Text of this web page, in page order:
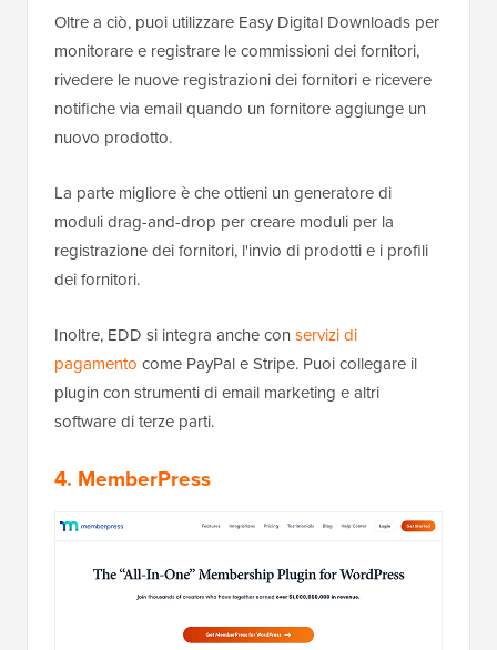
Oltre a ciò, puoi utilizzare Easy Digital Downloads per
monitorare e registrare le commissioni dei fornitori,
rivedere le nuove registrazioni dei fornitori e ricevere
notifiche via email quando un fornitore aggiunge un
nuovo prodotto.
La parte migliore è che ottieni un generatore di
moduli drag-and-drop per creare moduli per la
registrazione dei fornitori, l'invio di prodotti e i profili
dei fornitori.
Inoltre, EDD si integra anche con servizi di
pagamento come PayPal e Stripe. Puoi collegare il
plugin con strumenti di email marketing e altri
software di terze parti.
4. MemberPress